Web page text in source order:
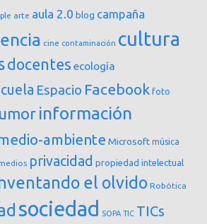
arte aula 2.0 blog campaña
cine contaminación cultura
docentes ecología
Espacio Facebook foto
información
ambiente Microsoft música
privacidad propiedad intelectual
el olvido Robótica
sociedad SOPA TIC TICs